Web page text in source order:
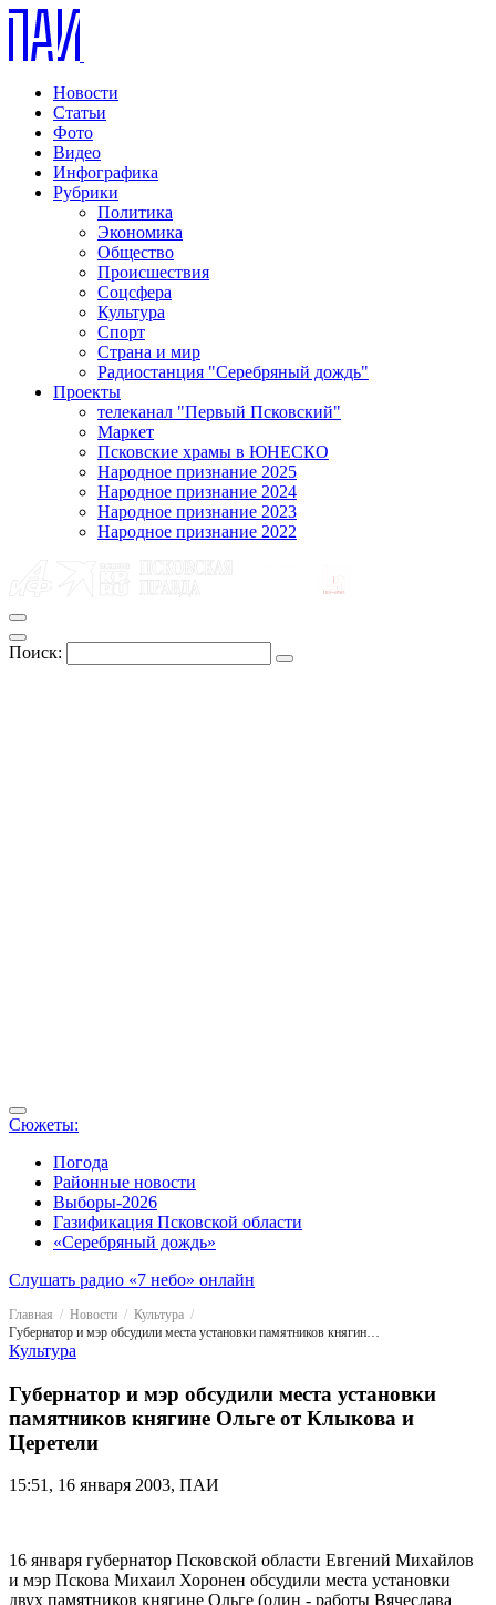
Новости
Статьи
Фото
Видео
Инфографика
Рубрики
Политика
Экономика
Общество
Происшествия
Соцсфера
Культура
Спорт
Страна и мир
Радиостанция "Серебряный дождь"
Проекты
телеканал "Первый Псковский"
Маркет
Псковские храмы в ЮНЕСКО
Народное признание 2025
Народное признание 2024
Народное признание 2023
Народное признание 2022
Поиск:
Сюжеты:
Погода
Районные новости
Выборы-2026
Газификация Псковской области
«Серебряный дождь»
Слушать радио «7 небо» онлайн
Главная Новости
Культура
Губернатор и мэр обсудили места установки памятников княгине Ольге от Клыкова и Церетели
Культура
Губернатор и мэр обсудили места установки
памятников княгине Ольге от Клыкова и
Церетели
15:51, 16 января 2003, ПАИ
16 января губернатор Псковской области Евгений Михайлов
и мэр Пскова Михаил Хоронен обсудили места установки
двух памятников княгине Ольге (один - работы Вячеслава